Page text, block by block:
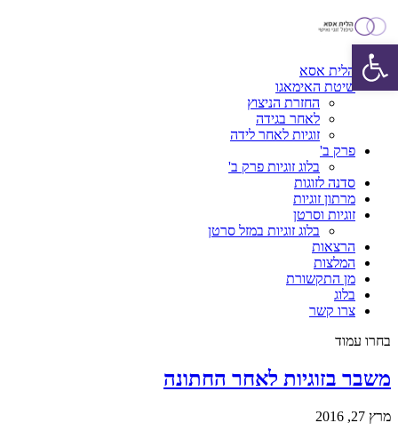
הלית אסא
שיטת האימאגו
החזרת הניצוץ
לאחר בגידה
זוגיות לאחר לידה
פרק ב'
בלוג זוגיות פרק ב'
סדנה לזוגות
מרתון זוגיות
זוגיות וסרטן
בלוג זוגיות במזל סרטן
הרצאות
המלצות
מן התקשורת
בלוג
צרו קשר
בחרו עמוד
משבר בזוגיות לאחר החתונה
מרץ 27, 2016
פתח סרגל נגישות